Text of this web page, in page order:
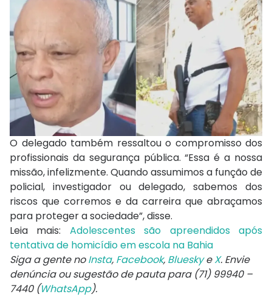
O delegado também ressaltou o compromisso dos
profissionais da segurança pública. “Essa é a nossa
missão, infelizmente. Quando assumimos a função de
policial, investigador ou delegado, sabemos dos
riscos que corremos e da carreira que abraçamos
para proteger a sociedade”, disse.
Leia mais: Adolescentes são apreendidos após
tentativa de homicídio em escola na Bahia
Siga a gente noInsta, Facebook, BlueskyeX. Envie
denúncia ou sugestão de pauta para (71) 99940 –
7440 (WhatsApp).